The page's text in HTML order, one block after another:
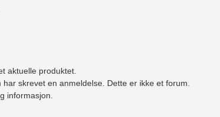
aktuelle produktet.
skrevet en anmeldelse. Dette er ikke et forum.
informasjon.